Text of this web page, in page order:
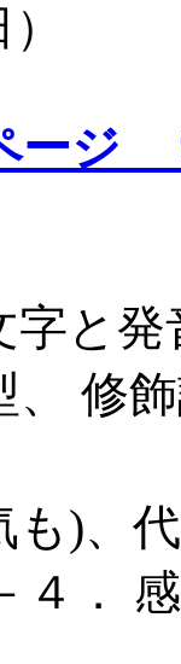
ージ
字と
、 修
も)、
４．